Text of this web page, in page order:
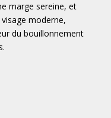
marge sereine, et
moderne,
du bouillonnement